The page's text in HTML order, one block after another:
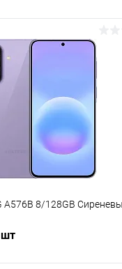
В корзину
К сравнению
В наличии
A576В 8/128GB